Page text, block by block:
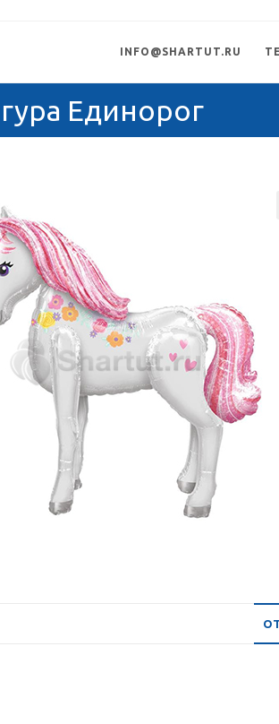
INFO@SHARTUT.RU
Единорог